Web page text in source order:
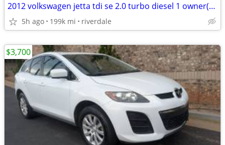
2012 volkswagen jetta tdi se 2.0 turbo diesel 1 owner(199K)hwy mi xxxx
5h ago 199k mi riverdale
$3,700